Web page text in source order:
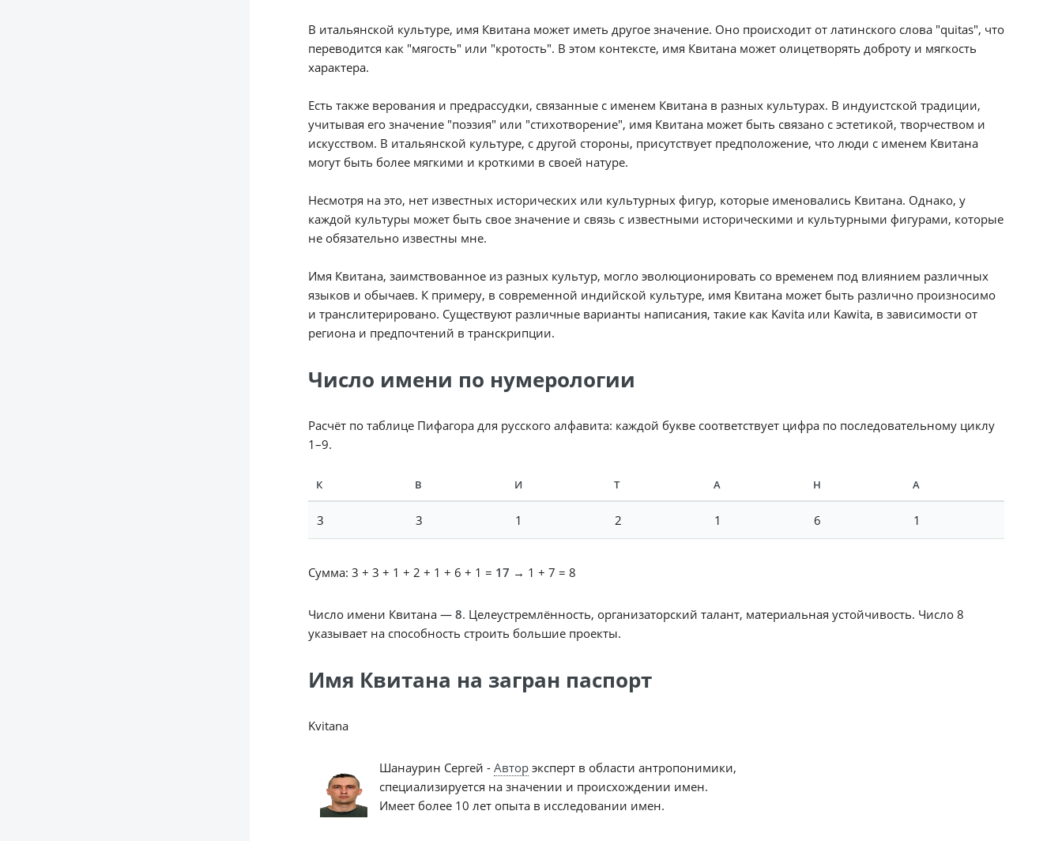
В итальянской культуре, имя Квитана может иметь другое значение. Оно происходит от латинского слова "quitas", что
переводится как "мягость" или "кротость". В этом контексте, имя Квитана может олицетворять доброту и мягкость
характера.
Есть также верования и предрассудки, связанные с именем Квитана в разных культурах. В индуистской традиции,
учитывая его значение "поэзия" или "стихотворение", имя Квитана может быть связано с эстетикой, творчеством и
искусством. В итальянской культуре, с другой стороны, присутствует предположение, что люди с именем Квитана
могут быть более мягкими и кроткими в своей натуре.
Несмотря на это, нет известных исторических или культурных фигур, которые именовались Квитана. Однако, у
каждой культуры может быть свое значение и связь с известными историческими и культурными фигурами, которые
не обязательно известны мне.
Имя Квитана, заимствованное из разных культур, могло эволюционировать со временем под влиянием различных
языков и обычаев. К примеру, в современной индийской культуре, имя Квитана может быть различно произносимо
и транслитерировано. Существуют различные варианты написания, такие как Kavita или Kawita, в зависимости от
региона и предпочтений в транскрипции.
Число имени по нумерологии
Расчёт по таблице Пифагора для русского алфавита: каждой букве соответствует цифра по последовательному циклу
1–9.
К В И Т А Н А
3 3 1 2 1 6 1
Сумма: 3 + 3 + 1 + 2 + 1 + 6 + 1 = 17 → 1 + 7 = 8
Число имени Квитана — 8. Целеустремлённость, организаторский талант, материальная устойчивость. Число 8
указывает на способность строить большие проекты.
Имя Квитана на загран паспорт
Kvitana
Шанаурин Сергей - Авторэксперт в области антропонимики,
специализируется на значении и происхождении имен.
Имеет более 10 лет опыта в исследовании имен.